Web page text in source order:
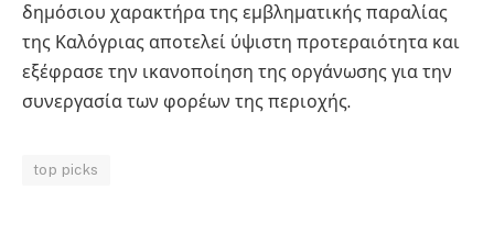
δημόσιου χαρακτήρα της εμβληματικής παραλίας
της Καλόγριας αποτελεί ύψιστη προτεραιότητα και
εξέφρασε την ικανοποίηση της οργάνωσης για την
συνεργασία των φορέων της περιοχής.
top picks